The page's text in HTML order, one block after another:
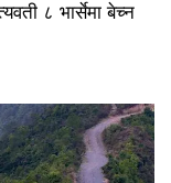
८ भार्सेमा बेच्न